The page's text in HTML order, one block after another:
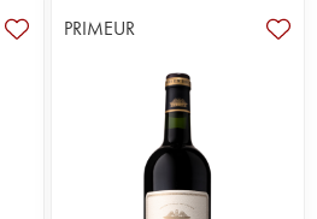
PRIMEUR